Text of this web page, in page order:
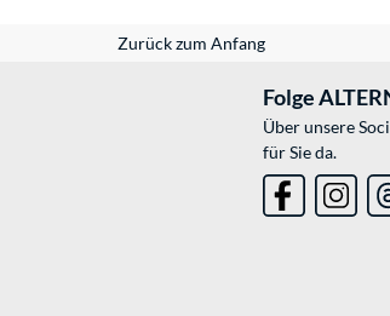
Zurück zum Anfang
Folge
Über unsere
für Sie da.